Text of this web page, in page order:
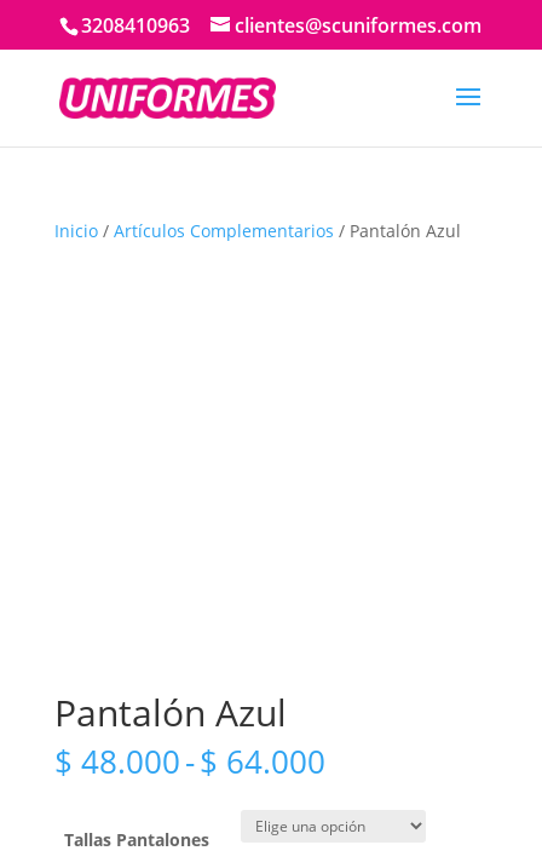
3208410963 clientes@scuniformes.com
Inicio/ Artículos Complementarios / Pantalón Azul
Pantalón Azul
$ 48.000-$ 64.000Rango
precios:
desde
Tallas Pantalones